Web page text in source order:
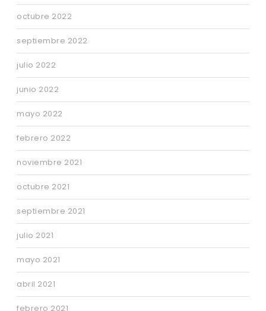
octubre 2022
septiembre 2022
julio 2022
junio 2022
mayo 2022
febrero 2022
noviembre 2021
octubre 2021
septiembre 2021
julio 2021
mayo 2021
abril 2021
febrero 2021